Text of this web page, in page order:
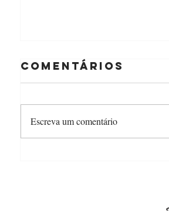
Comentários
Escreva um comentário